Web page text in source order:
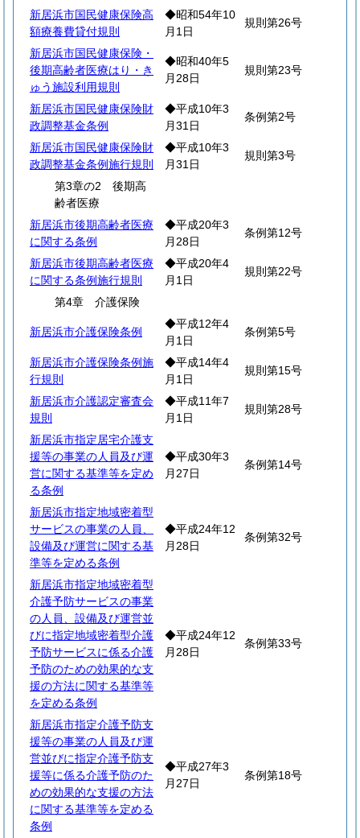
新居浜市国民健康保険高
額療養費貸付規則
◆昭和54年10
月1日
規則第26号
新居浜市国民健康保険・
後期高齢者医療はり・き
ゅう施設利用規則
◆昭和40年5
月28日
規則第23号
新居浜市国民健康保険財
政調整基金条例
◆平成10年3
月31日
条例第2号
新居浜市国民健康保険財
政調整基金条例施行規則
◆平成10年3
月31日
規則第3号
第3章の2 後期高
齢者医療
新居浜市後期高齢者医療
に関する条例
◆平成20年3
月28日
条例第12号
新居浜市後期高齢者医療
に関する条例施行規則
◆平成20年4
月1日
規則第22号
第4章 介護保険
新居浜市介護保険条例
◆平成12年4
月1日
条例第5号
新居浜市介護保険条例施
行規則
◆平成14年4
月1日
規則第15号
新居浜市介護認定審査会
規則
◆平成11年7
月1日
規則第28号
新居浜市指定居宅介護支
援等の事業の人員及び運
営に関する基準等を定め
る条例
◆平成30年3
月27日
条例第14号
新居浜市指定地域密着型
サービスの事業の人員、
設備及び運営に関する基
準等を定める条例
◆平成24年12
月28日
条例第32号
新居浜市指定地域密着型
介護予防サービスの事業
の人員、設備及び運営並
びに指定地域密着型介護
予防サービスに係る介護
予防のための効果的な支
援の方法に関する基準等
を定める条例
◆平成24年12
月28日
条例第33号
新居浜市指定介護予防支
援等の事業の人員及び運
営並びに指定介護予防支
援等に係る介護予防のた
めの効果的な支援の方法
に関する基準等を定める
条例
◆平成27年3
月27日
条例第18号